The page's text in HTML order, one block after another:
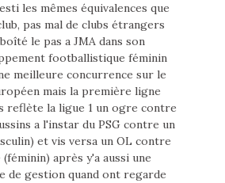
les mêmes équivalences que
pas mal de clubs étrangers
le pas a JMA dans son
footballistique féminin
meilleure concurrence sur le
mais la première ligne
reflète la ligue 1 un ogre contre
a l'instar du PSG contre un
et vis versa un OL contre
(féminin) après y'a aussi une
de gestion quand ont regarde